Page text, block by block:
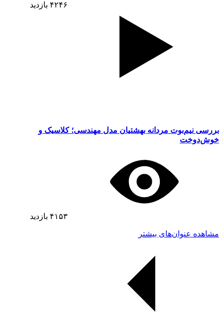
۴۲۴۶ بازدید
بررسی نیم‌بوت مردانه بهشتیان مدل مهندسی؛ کلاسیک و
خوش‌دوخت
۴۱۵۳ بازدید
مشاهده عنوان‌های بیشتر